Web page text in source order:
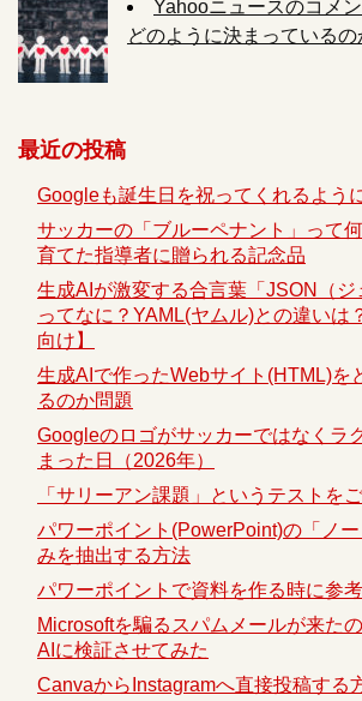
Yahooニュースのコメ
どのように決まっているの
最近の投稿
Googleも誕生日を祝ってくれるよう
サッカーの「ブルーペナント」って
育てた指導者に贈られる記念品
生成AIが激変する合言葉「JSON（ジ
ってなに？YAML(ヤムル)との違いは
向け】
生成AIで作ったWebサイト(HTML)を
るのか問題
Googleのロゴがサッカーではなくラ
まった日（2026年）
「サリーアン課題」というテストを
パワーポイント(PowerPoint)の「ノ
みを抽出する方法
パワーポイントで資料を作る時に参
Microsoftを騙るスパムメールが来た
AIに検証させてみた
CanvaからInstagramへ直接投稿する